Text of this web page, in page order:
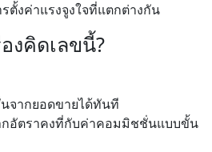
ตั้งค่าแรงจูงใจที่แตกต่างกัน
งคิดเลขนี้?
ากยอดขายได้ทันที
กอัตราคงที่กับค่าคอมมิชชั่นแบบขั้น